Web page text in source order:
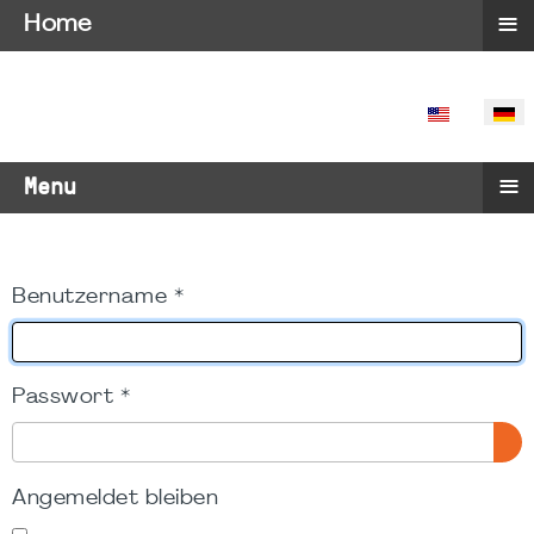
SPRACHE
Menu ≡
Benutzername *
Passwort *
Angemeldet bleiben
Home ≡